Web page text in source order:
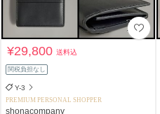
¥29,800送料込
関税負担なし
Y-3
PREMIUM PERSONAL SHOPPER
shonacompany